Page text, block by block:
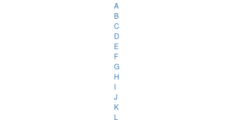
A
B
C
D
E
F
G
H
I
J
K
L